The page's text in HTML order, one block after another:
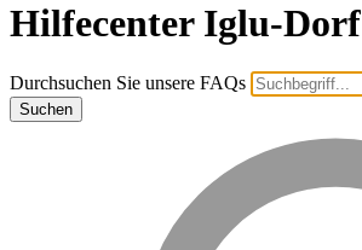
Hilfecenter Iglu-Dorf
Durchsuchen Sie unsere FAQs